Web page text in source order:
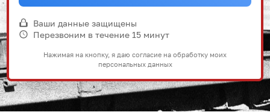
Ваши данные защищены
Перезвоним в течение 15 минут
Нажимая на кнопку, я даю согласие на обработку моих
персональных данных